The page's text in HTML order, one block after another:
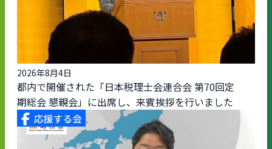
2026年8月4日
都内で開催された「日本税理士会連合会 第70回定
期総会 懇親会」に出席し、来賓挨拶を行いました